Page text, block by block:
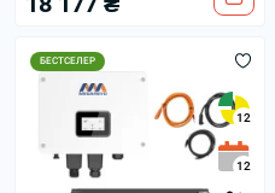
БЕСТСЕЛЕР
12
12